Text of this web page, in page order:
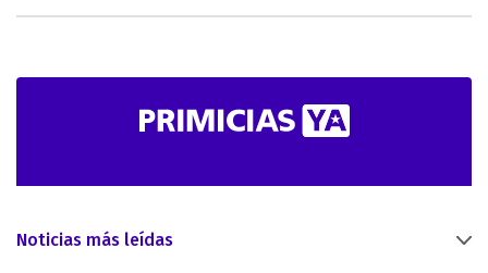
Noticias más leídas